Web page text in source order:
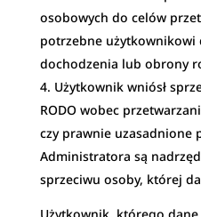
osobowych do celów
potrzebne użytkownikowi
dochodzenia lub obrony
Użytkownik wniósł
RODO wobec
czy prawnie uzasadnione
Administratora są
sprzeciwu osoby, której